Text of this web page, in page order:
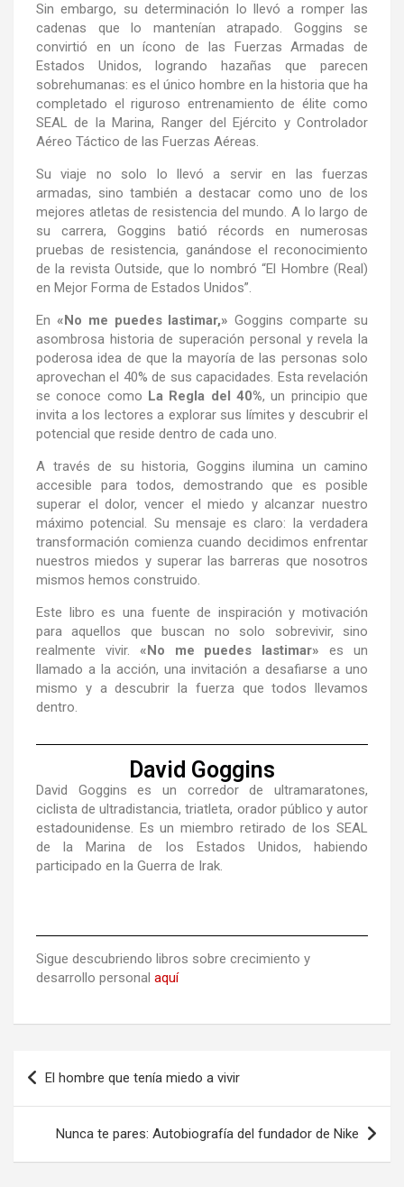
Sin embargo, su determinación lo llevó a romper las
cadenas que lo mantenían atrapado. Goggins se
convirtió en un ícono de las Fuerzas Armadas de
Estados Unidos, logrando hazañas que parecen
sobrehumanas: es el único hombre en la historia que ha
completado el riguroso entrenamiento de élite como
SEAL de la Marina, Ranger del Ejército y Controlador
Aéreo Táctico de las Fuerzas Aéreas.
Su viaje no solo lo llevó a servir en las fuerzas
armadas, sino también a destacar como uno de los
mejores atletas de resistencia del mundo. A lo largo de
su carrera, Goggins batió récords en numerosas
pruebas de resistencia, ganándose el reconocimiento
de la revista Outside, que lo nombró “El Hombre (Real)
en Mejor Forma de Estados Unidos”.
En «No me puedes lastimar,» Goggins comparte su
asombrosa historia de superación personal y revela la
poderosa idea de que la mayoría de las personas solo
aprovechan el 40% de sus capacidades. Esta revelación
se conoce como La Regla del 40%, un principio que
invita a los lectores a explorar sus límites y descubrir el
potencial que reside dentro de cada uno.
A través de su historia, Goggins ilumina un camino
accesible para todos, demostrando que es posible
superar el dolor, vencer el miedo y alcanzar nuestro
máximo potencial. Su mensaje es claro: la verdadera
transformación comienza cuando decidimos enfrentar
nuestros miedos y superar las barreras que nosotros
mismos hemos construido.
Este libro es una fuente de inspiración y motivación
para aquellos que buscan no solo sobrevivir, sino
realmente vivir. «No me puedes lastimar» es un
llamado a la acción, una invitación a desafiarse a uno
mismo y a descubrir la fuerza que todos llevamos
dentro.
David Goggins
David Goggins es un corredor de ultramaratones,
ciclista de ultradistancia, triatleta, orador público y autor
estadounidense. Es un miembro retirado de los SEAL
de la Marina de los Estados Unidos, habiendo
participado en la Guerra de Irak.
Sigue descubriendo libros sobre crecimiento y
desarrollo personal aquí
El hombre que tenía miedo a vivir
Nunca te pares: Autobiografía del fundador de Nike